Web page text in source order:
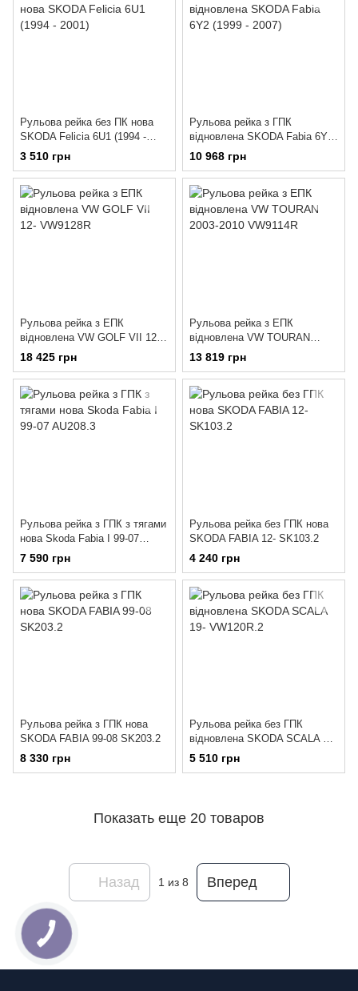
Рульова рейка без ПК нова
SKODA Felicia 6U1 (1994 -
2001)
3 510 грн
Рульова рейка з ГПК
відновлена SKODA Fabia 6Y2
(1999 - 2007)
10 968 грн
Рульова рейка з ЕПК
відновлена VW GOLF VII 12-
VW9128R
18 425 грн
Рульова рейка з ЕПК
відновлена VW TOURAN
2003-2010 VW9114R
13 819 грн
Рульова рейка з ГПК з тягами
нова Skoda Fabia I 99-07
AU208.3
7 590 грн
Рульова рейка без ГПК нова
SKODA FABIA 12- SK103.2
4 240 грн
Рульова рейка з ГПК нова
SKODA FABIA 99-08 SK203.2
8 330 грн
Рульова рейка без ГПК
відновлена SKODA SCALA 19-
VW120R.2
5 510 грн
Показать еще 20 товаров
Назад 1 из 8 Вперед